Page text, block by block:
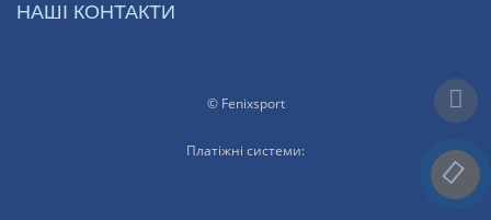
НАШІ КОНТАКТИ
© Fenixsport
Платіжні системи: